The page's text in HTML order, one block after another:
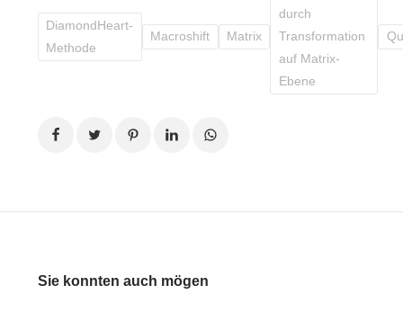
DiamondHeart-
Methode
Macroshift Matrix
durch
Transformation
auf Matrix-
Ebene
Sie konnten auch mögen